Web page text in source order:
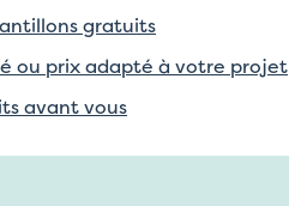
gratuits
ou prix adapté à votre projet
avant vous